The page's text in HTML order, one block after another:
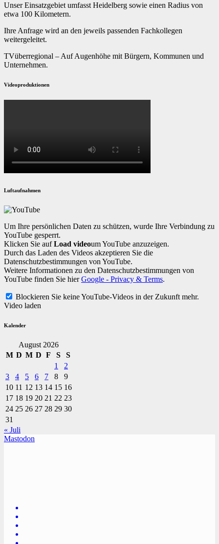
Unser Einsatzgebiet umfasst Heidelberg sowie einen Radius von
etwa 100 Kilometern.
Ihre Anfrage wird an den jeweils passenden Fachkollegen
weitergeleitet.
TVüberregional – Auf Augenhöhe mit Bürgern, Kommunen und
Unternehmen.
Videoproduktionen
Luftaufnahmen
Um Ihre persönlichen Daten zu schützen, wurde Ihre Verbindung zu
YouTube gesperrt.
Klicken Sie aufLoad videoum YouTube anzuzeigen.
Durch das Laden des Videos akzeptieren Sie die
Datenschutzbestimmungen von YouTube.
Weitere Informationen zu den Datenschutzbestimmungen von
YouTube finden Sie hierGoogle - Privacy & Terms.
Blockieren Sie keine YouTube-Videos in der Zukunft mehr.
Video laden
Kalender
August 2026
M D M D F S
S
1
2
3
4 5 6 7 8
9
10 11 12 13 14 15 16
17 18 19 20 21 22 23
24 25 26 27 28 29 30
31
« Juli
Mastodon